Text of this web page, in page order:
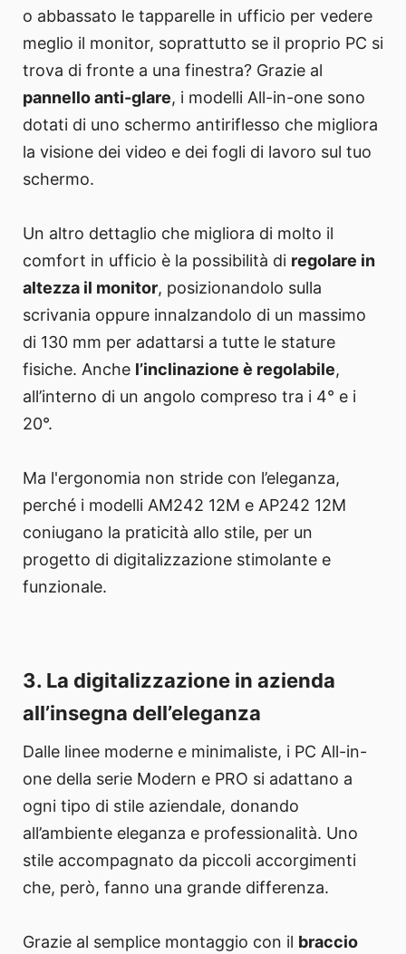
o abbassato le tapparelle in ufficio per vedere
meglio il monitor, soprattutto se il proprio PC si
trova di fronte a una finestra? Grazie al
pannello anti-glare, i modelli All-in-one sono
dotati di uno schermo antiriflesso che migliora
la visione dei video e dei fogli di lavoro sul tuo
schermo.
Un altro dettaglio che migliora di molto il
comfort in ufficio è la possibilità di regolare in
altezza il monitor, posizionandolo sulla
scrivania oppure innalzandolo di un massimo
di 130 mm per adattarsi a tutte le stature
fisiche. Anche l’inclinazione è regolabile,
all’interno di un angolo compreso tra i 4° e i
20°.
Ma l'ergonomia non stride con l’eleganza,
perché i modelli AM242 12M e AP242 12M
coniugano la praticità allo stile, per un
progetto di digitalizzazione stimolante e
funzionale.
3. La digitalizzazione in azienda
all’insegna dell’eleganza
Dalle linee moderne e minimaliste, i PC All-in-
one della serie Modern e PRO si adattano a
ogni tipo di stile aziendale, donando
all’ambiente eleganza e professionalità. Uno
stile accompagnato da piccoli accorgimenti
che, però, fanno una grande differenza.
Grazie al semplice montaggio con il braccio